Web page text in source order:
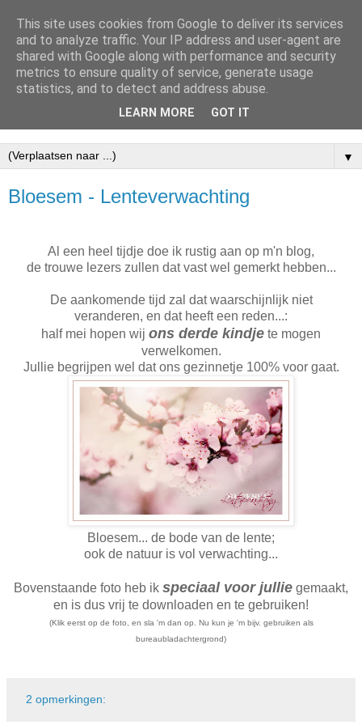
Coralien - Fotografie en
Digital Design -
Kootwijkerbroek
▼
Bloesem - Lenteverwachting
Al een heel tijdje doe ik rustig aan op m'n blog,
de trouwe lezers zullen dat vast wel gemerkt hebben...
De aankomende tijd zal dat waarschijnlijk niet
veranderen, en dat heeft een reden...:
half mei hopen wij ons derde kindje te mogen
verwelkomen.
Jullie begrijpen wel dat ons gezinnetje 100% voor gaat.
Bloesem... de bode van de lente;
ook de natuur is vol verwachting...
Bovenstaande foto heb ik speciaal voor jullie gemaakt,
en is dus vrij te downloaden en te gebruiken!
(Klik eerst op de foto, en sla 'm dan op. Nu kun je 'm bijv. gebruiken als
bureaubladachtergrond)
2 opmerkingen:
This site uses cookies from Google to deliver its services
and to analyze traffic. Your IP address and user-agent are
shared with Google along with performance and security
metrics to ensure quality of service, generate usage
statistics, and to detect and address abuse.
LEARN MORE GOT IT